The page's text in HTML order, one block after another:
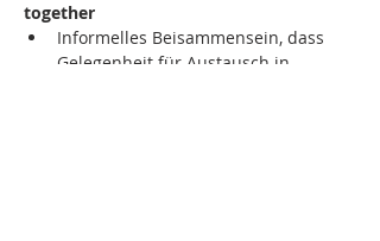
together
Informelles Beisammensein, dass
Gelegenheit für Austausch in